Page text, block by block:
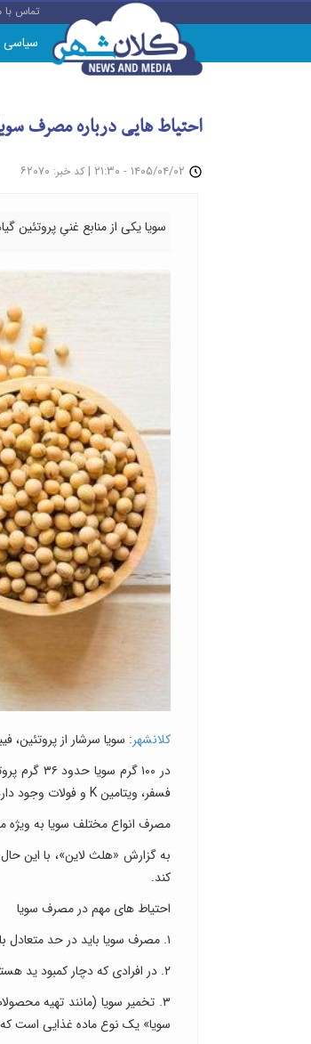
تماس با
سیاسی
احتیاط هایی درباره مصرف
| کد خبر: ۶۲۰۷۰
سویا یکی از منابع غنیِ پروتئین
کلانشهر: سویا سرشار از پروتئین،
فسفر، ویتامین K و فولات وجود دارد. این ترکیب تغذیه ای، سویا را به منبعی مناسب برای گیاه خواران و وگان ها تبدیل می کند.
مصرف انواع مختلف سویا به ویژه
به گزارش «هلث لاین»، با این
کند.
احتیاط های مهم در مصرف سویا
۱. مصرف سویا باید در حد متعادل باشد. مصرف ۲۵ تا ۵۰ گرم سویا در روز برای بهره مندی از خواص آن توصیه می شود.
۲. در افرادی که دچار کمبود ید هستند، مصرف زیاد سویا ممکن است بر عملکرد تیروئید تأثیر بگذارد.
۳. تخمیر سویا (مانند تهیه
سویا» یک نوع ماده غذایی است